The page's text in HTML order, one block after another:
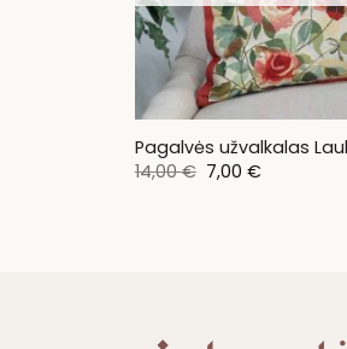
Pagalvės užvalkalas
14,00€ Original
price
7,00€Current